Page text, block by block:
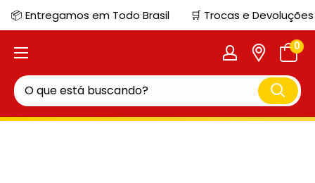
📦 Entregamos em Todo Brasil 🛒 Trocas e
0